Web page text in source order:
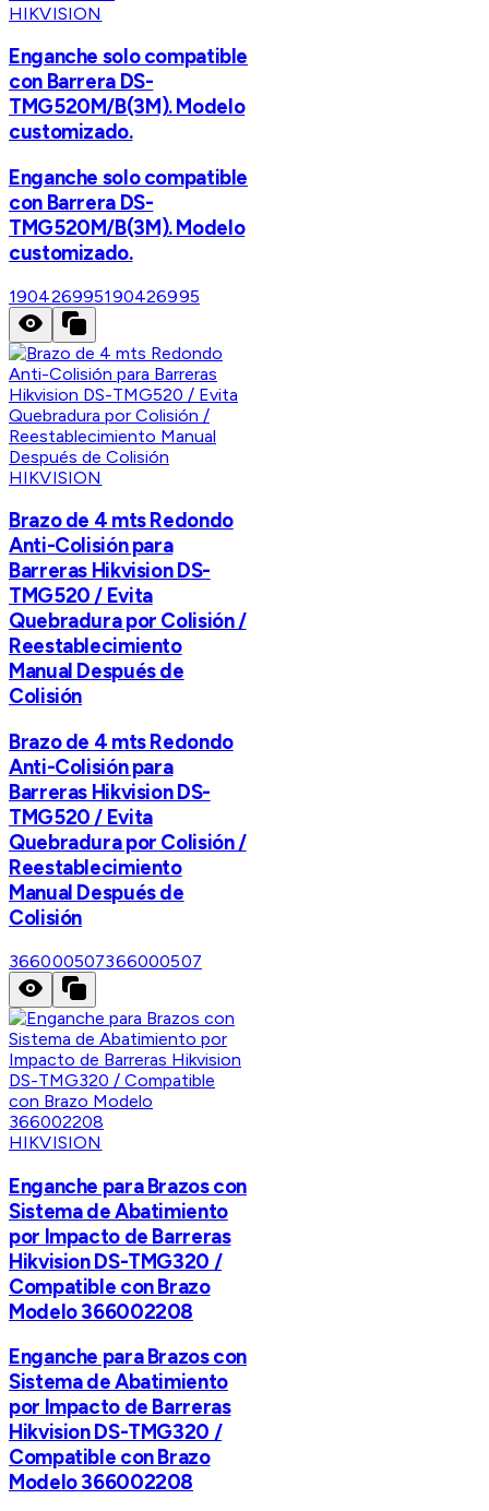
HIKVISION
Enganche solo compatible
con Barrera DS-
TMG520M/B(3M). Modelo
customizado.
Enganche solo compatible
con Barrera DS-
TMG520M/B(3M). Modelo
customizado.
190426995190426995
HIKVISION
Brazo de 4 mts Redondo
Anti-Colisión para
Barreras Hikvision DS-
TMG520 / Evita
Quebradura por Colisión /
Reestablecimiento
Manual Después de
Colisión
Brazo de 4 mts Redondo
Anti-Colisión para
Barreras Hikvision DS-
TMG520 / Evita
Quebradura por Colisión /
Reestablecimiento
Manual Después de
Colisión
366000507366000507
HIKVISION
Enganche para Brazos con
Sistema de Abatimiento
por Impacto de Barreras
Hikvision DS-TMG320 /
Compatible con Brazo
Modelo 366002208
Enganche para Brazos con
Sistema de Abatimiento
por Impacto de Barreras
Hikvision DS-TMG320 /
Compatible con Brazo
Modelo 366002208